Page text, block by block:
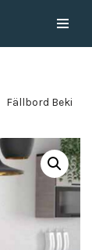
Fällbord Beki